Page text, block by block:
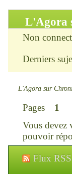
L'Agora
Accueil
Infos
Chercher
S’inscrire
Chronica
Non
Derniers
L'Agora sur
Pages
1
Vous devez
pouvoir
Flux